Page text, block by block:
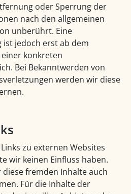
oder Sperrung der
nach den allgemeinen
unberührt. Eine
ist jedoch erst ab dem
konkreten
Bei Bekanntwerden von
werden wir diese
zu externen Websites
wir keinen Einfluss haben.
fremden Inhalte auch
Für die Inhalte der